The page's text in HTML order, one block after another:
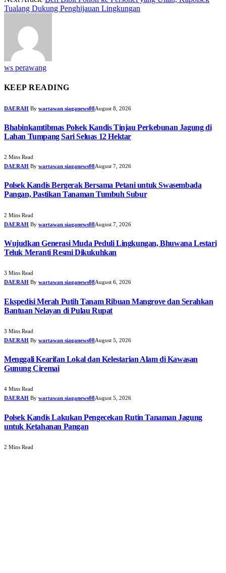
Tualang Dukung Penghijauan Lingkungan
ws perawang
KEEP READING
DAERAH By wartawan siaganews08August 8, 2026
Bhabinkamtibmas Polsek Kandis Tinjau Perkebunan Jagung di
Lahan Tumpang Sari Seluas 12 Hektar
2 Mins Read
DAERAH By wartawan siaganews08August 7, 2026
Polsek Kandis Bergerak Bersama Petani untuk Swasembada
Pangan, Pastikan Tanaman Tumbuh Subur
2 Mins Read
DAERAH By wartawan siaganews08August 7, 2026
Wujudkan Generasi Muda Peduli Lingkungan, Bhuwana Lestari
Teluk Meranti Resmi Dikukuhkan
3 Mins Read
DAERAH By wartawan siaganews08August 6, 2026
Ekspedisi Merah Putih Tanam Ribuan Mangrove dan Serahkan
Bantuan Nelayan di Pulau Rupat
3 Mins Read
DAERAH By wartawan siaganews08August 5, 2026
Menggali Kearifan Lokal dan Kelestarian Alam di Kawasan
Gunung Ciremai
4 Mins Read
DAERAH By wartawan siaganews08August 5, 2026
Polsek Kandis Lakukan Pengecekan Rutin Tanaman Jagung
untuk Ketahanan Pangan
2 Mins Read